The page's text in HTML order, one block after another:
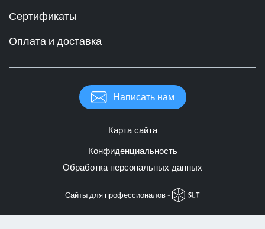
Сертификаты
Оплата и доставка
Написать нам
Карта сайта
Конфиденциальность
Обработка персональных данных
Cайты для профессионалов -